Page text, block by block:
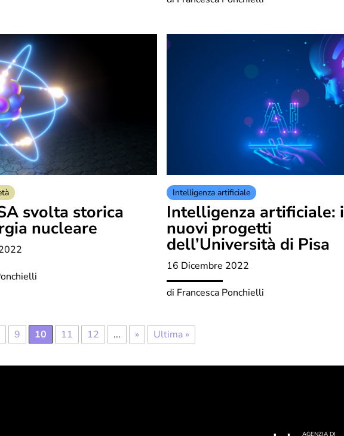
svolta storica
nucleare
Intelligenza artificiale
Intelligenza artificiale: i
nuovi progetti
dell’Università di Pisa
16 Dicembre 2022
di Francesca Ponchielli
9 10 11 12 ... » Ultima »